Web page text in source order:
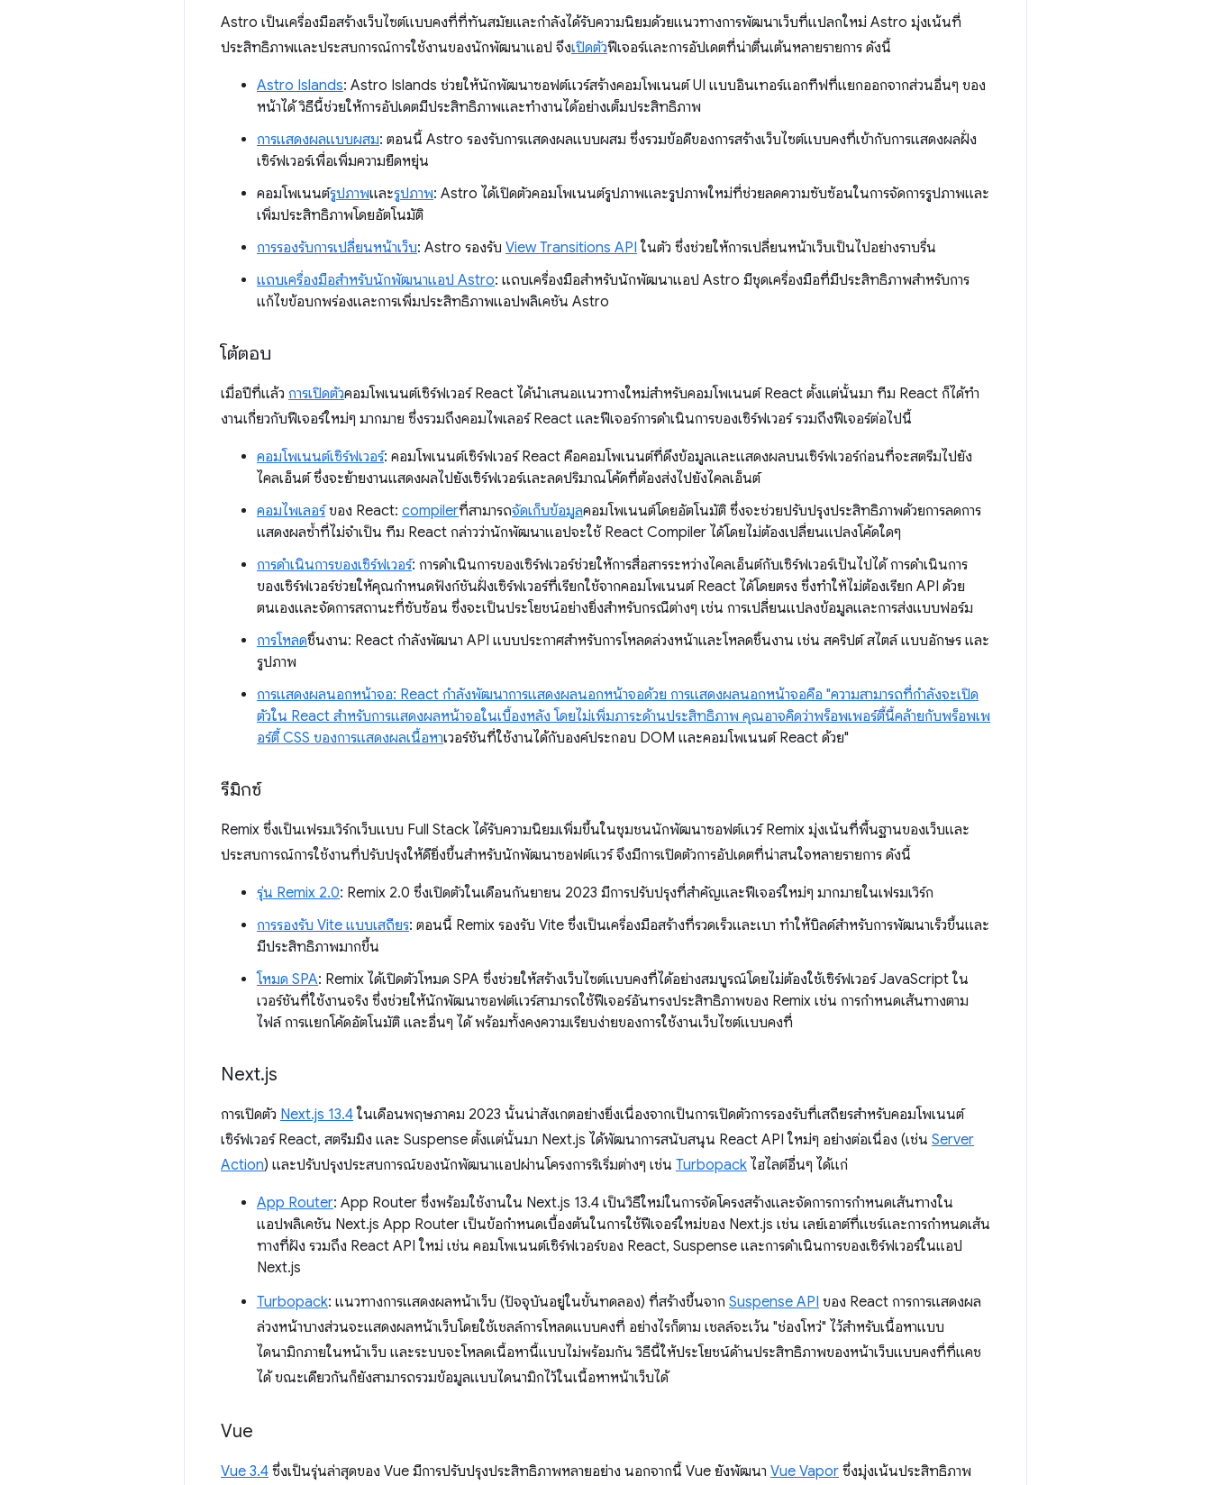
Astro เป็นเครื่องมือสร้างเว็บไซต์แบบคงที่ที่ทันสมัยและกำลังได้รับความนิยมด้วยแนวทางการพัฒนาเว็บที่แปลกใหม่ Astro มุ่งเน้นที่
ประสิทธิภาพและประสบการณ์การใช้งานของนักพัฒนาแอป จึงเปิดตัวฟีเจอร์และการอัปเดตที่น่าตื่นเต้นหลายรายการ ดังนี้
Astro Islands: Astro Islands ช่วยให้นักพัฒนาซอฟต์แวร์สร้างคอมโพเนนต์ UI แบบอินเทอร์แอกทีฟที่แยกออกจากส่วนอื่นๆ ของ
หน้าได้ วิธีนี้ช่วยให้การอัปเดตมีประสิทธิภาพและทำงานได้อย่างเต็มประสิทธิภาพ
การแสดงผลแบบผสม: ตอนนี้ Astro รองรับการแสดงผลแบบผสม ซึ่งรวมข้อดีของการสร้างเว็บไซต์แบบคงที่เข้ากับการแสดงผลฝั่ง
เซิร์ฟเวอร์เพื่อเพิ่มความยืดหยุ่น
คอมโพเนนต์รูปภาพและรูปภาพ: Astro ได้เปิดตัวคอมโพเนนต์รูปภาพและรูปภาพใหม่ที่ช่วยลดความซับซ้อนในการจัดการรูปภาพและ
เพิ่มประสิทธิภาพโดยอัตโนมัติ
การรองรับการเปลี่ยนหน้าเว็บ: Astro รองรับ View Transitions API ในตัว ซึ่งช่วยให้การเปลี่ยนหน้าเว็บเป็นไปอย่างราบรื่น
แถบเครื่องมือสำหรับนักพัฒนาแอป Astro: แถบเครื่องมือสำหรับนักพัฒนาแอป Astro มีชุดเครื่องมือที่มีประสิทธิภาพสำหรับการ
แก้ไขข้อบกพร่องและการเพิ่มประสิทธิภาพแอปพลิเคชัน Astro
โต้ตอบ
เมื่อปีที่แล้ว การเปิดตัวคอมโพเนนต์เซิร์ฟเวอร์ React ได้นำเสนอแนวทางใหม่สำหรับคอมโพเนนต์ React ตั้งแต่นั้นมา ทีม React ก็ได้ทํา
งานเกี่ยวกับฟีเจอร์ใหม่ๆ มากมาย ซึ่งรวมถึงคอมไพเลอร์ React และฟีเจอร์การดำเนินการของเซิร์ฟเวอร์ รวมถึงฟีเจอร์ต่อไปนี้
คอมโพเนนต์เซิร์ฟเวอร์: คอมโพเนนต์เซิร์ฟเวอร์ React คือคอมโพเนนต์ที่ดึงข้อมูลและแสดงผลบนเซิร์ฟเวอร์ก่อนที่จะสตรีมไปยัง
ไคลเอ็นต์ ซึ่งจะย้ายงานแสดงผลไปยังเซิร์ฟเวอร์และลดปริมาณโค้ดที่ต้องส่งไปยังไคลเอ็นต์
คอมไพเลอร์ของ React: compilerที่สามารถจัดเก็บข้อมูลคอมโพเนนต์โดยอัตโนมัติ ซึ่งจะช่วยปรับปรุงประสิทธิภาพด้วยการลดการ
แสดงผลซ้ำที่ไม่จำเป็น ทีม React กล่าวว่านักพัฒนาแอปจะใช้ React Compiler ได้โดยไม่ต้องเปลี่ยนแปลงโค้ดใดๆ
การดำเนินการของเซิร์ฟเวอร์: การดำเนินการของเซิร์ฟเวอร์ช่วยให้การสื่อสารระหว่างไคลเอ็นต์กับเซิร์ฟเวอร์เป็นไปได้ การดำเนินการ
ของเซิร์ฟเวอร์ช่วยให้คุณกำหนดฟังก์ชันฝั่งเซิร์ฟเวอร์ที่เรียกใช้จากคอมโพเนนต์ React ได้โดยตรง ซึ่งทำให้ไม่ต้องเรียก API ด้วย
ตนเองและจัดการสถานะที่ซับซ้อน ซึ่งจะเป็นประโยชน์อย่างยิ่งสำหรับกรณีต่างๆ เช่น การเปลี่ยนแปลงข้อมูลและการส่งแบบฟอร์ม
การโหลดชิ้นงาน: React กำลังพัฒนา API แบบประกาศสำหรับการโหลดล่วงหน้าและโหลดชิ้นงาน เช่น สคริปต์ สไตล์ แบบอักษร และ
รูปภาพ
การแสดงผลนอกหน้าจอ: React กำลังพัฒนาการแสดงผลนอกหน้าจอด้วย การแสดงผลนอกหน้าจอคือ "ความสามารถที่กำลังจะเปิด
ตัวใน React สำหรับการแสดงผลหน้าจอในเบื้องหลัง โดยไม่เพิ่มภาระด้านประสิทธิภาพ คุณอาจคิดว่าพร็อพเพอร์ตี้นี้คล้ายกับพร็อพเพ
อร์ตี้ CSS ของการแสดงผลเนื้อหาเวอร์ชันที่ใช้งานได้กับองค์ประกอบ DOM และคอมโพเนนต์ React ด้วย"
รีมิกซ์
Remix ซึ่งเป็นเฟรมเวิร์กเว็บแบบ Full Stack ได้รับความนิยมเพิ่มขึ้นในชุมชนนักพัฒนาซอฟต์แวร์ Remix มุ่งเน้นที่พื้นฐานของเว็บและ
ประสบการณ์การใช้งานที่ปรับปรุงให้ดียิ่งขึ้นสำหรับนักพัฒนาซอฟต์แวร์ จึงมีการเปิดตัวการอัปเดตที่น่าสนใจหลายรายการ ดังนี้
รุ่น Remix 2.0: Remix 2.0 ซึ่งเปิดตัวในเดือนกันยายน 2023 มีการปรับปรุงที่สำคัญและฟีเจอร์ใหม่ๆ มากมายในเฟรมเวิร์ก
การรองรับ Vite แบบเสถียร: ตอนนี้ Remix รองรับ Vite ซึ่งเป็นเครื่องมือสร้างที่รวดเร็วและเบา ทำให้บิลด์สำหรับการพัฒนาเร็วขึ้นและ
มีประสิทธิภาพมากขึ้น
โหมด SPA: Remix ได้เปิดตัวโหมด SPA ซึ่งช่วยให้สร้างเว็บไซต์แบบคงที่ได้อย่างสมบูรณ์โดยไม่ต้องใช้เซิร์ฟเวอร์ JavaScript ใน
เวอร์ชันที่ใช้งานจริง ซึ่งช่วยให้นักพัฒนาซอฟต์แวร์สามารถใช้ฟีเจอร์อันทรงประสิทธิภาพของ Remix เช่น การกำหนดเส้นทางตาม
ไฟล์ การแยกโค้ดอัตโนมัติ และอื่นๆ ได้ พร้อมทั้งคงความเรียบง่ายของการใช้งานเว็บไซต์แบบคงที่
Next.js
การเปิดตัว Next.js 13.4ในเดือนพฤษภาคม 2023 นั้นน่าสังเกตอย่างยิ่งเนื่องจากเป็นการเปิดตัวการรองรับที่เสถียรสำหรับคอมโพเนนต์
เซิร์ฟเวอร์ React, สตรีมมิง และ Suspense ตั้งแต่นั้นมา Next.js ได้พัฒนาการสนับสนุน React API ใหม่ๆ อย่างต่อเนื่อง (เช่น Server
Action) และปรับปรุงประสบการณ์ของนักพัฒนาแอปผ่านโครงการริเริ่มต่างๆ เช่น Turbopack ไฮไลต์อื่นๆ ได้แก่
App Router: App Router ซึ่งพร้อมใช้งานใน Next.js 13.4 เป็นวิธีใหม่ในการจัดโครงสร้างและจัดการการกำหนดเส้นทางใน
แอปพลิเคชัน Next.js App Router เป็นข้อกําหนดเบื้องต้นในการใช้ฟีเจอร์ใหม่ของ Next.js เช่น เลย์เอาต์ที่แชร์และการกำหนดเส้น
ทางที่ฝัง รวมถึง React API ใหม่ เช่น คอมโพเนนต์เซิร์ฟเวอร์ของ React, Suspense และการดําเนินการของเซิร์ฟเวอร์ในแอป
Next.js
Turbopack: แนวทางการแสดงผลหน้าเว็บ (ปัจจุบันอยู่ในขั้นทดลอง) ที่สร้างขึ้นจาก Suspense API ของ React การการแสดงผล
ล่วงหน้าบางส่วนจะแสดงผลหน้าเว็บโดยใช้เชลล์การโหลดแบบคงที่ อย่างไรก็ตาม เชลล์จะเว้น "ช่องโหว่" ไว้สำหรับเนื้อหาแบบ
ไดนามิกภายในหน้าเว็บ และระบบจะโหลดเนื้อหานี้แบบไม่พร้อมกัน วิธีนี้ให้ประโยชน์ด้านประสิทธิภาพของหน้าเว็บแบบคงที่ที่แคช
ได้ ขณะเดียวกันก็ยังสามารถรวมข้อมูลแบบไดนามิกไว้ในเนื้อหาหน้าเว็บได้
Vue
Vue 3.4 ซึ่งเป็นรุ่นล่าสุดของ Vue มีการปรับปรุงประสิทธิภาพหลายอย่าง นอกจากนี้ Vue ยังพัฒนา Vue Vapor ซึ่งมุ่งเน้นประสิทธิภาพ